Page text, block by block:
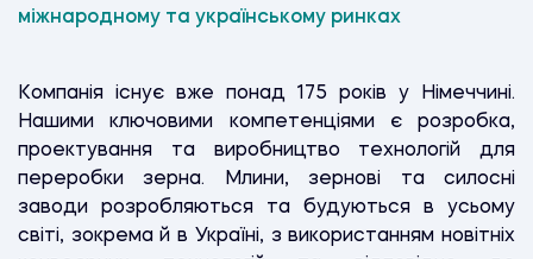
міжнародному та українському ринках
Компанія існує вже понад 175 років у Німеччині.
Нашими ключовими компетенціями є розробка,
проектування та виробництво технологій для
переробки зерна. Млини, зернові та силосні
заводи розробляються та будуються в усьому
світі, зокрема й в Україні, з використанням новітніх